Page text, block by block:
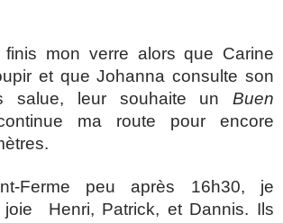
mon verre alors que Carine
et que Johanna consulte son
salue, leur souhaite un Buen
ma route pour encore
Ferme peu après 16h30, je
joie Henri, Patrick, et Dannis. Ils